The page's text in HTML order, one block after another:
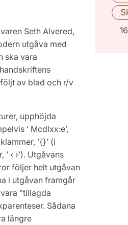
Seth Alvered,
utgåva med
ska vara
följt av blad och r/v
upphöjda
’ Mcdlxx:e’,
’{}’ (i
‹ ›’). Utgåvans
följer helt utgåvan
i utgåvan framgår
”tillagda
Sådana
längre